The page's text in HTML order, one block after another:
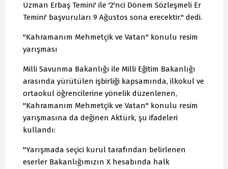
Uzman Erbaş Temini' ile '2'nci Dönem Sözleşmeli Er
Temini' başvuruları 9 Ağustos sona erecektir." dedi.
"Kahramanım Mehmetçik ve Vatan" konulu resim
yarışması
Milli Savunma Bakanlığı ile Milli Eğitim Bakanlığı
arasında yürütülen işbirliği kapsamında, ilkokul ve
ortaokul öğrencilerine yönelik düzenlenen,
"Kahramanım Mehmetçik ve Vatan" konulu resim
yarışmasına da değinen Aktürk, şu ifadeleri
kullandı:
"Yarışmada seçici kurul tarafından belirlenen
eserler Bakanlığımızın X hesabında halk